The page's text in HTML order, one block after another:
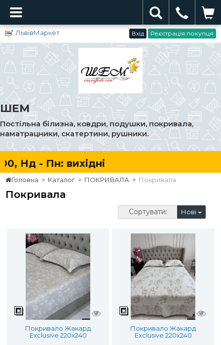
Вхід Реєстрація покупця
ЛьвівМаркет
ШЕМ
Постільна білизна, ковдри, подушки, покривала,
наматрацники, скатертини, рушники.
Нд - Пн: вихідні
Головна > Каталог > ПОКРИВАЛА > Покривала
Покривала
Сортувати: Нові
Покривало Жакард
Exclusive 220х240
Покривало Жакард
Exclusive 220х240